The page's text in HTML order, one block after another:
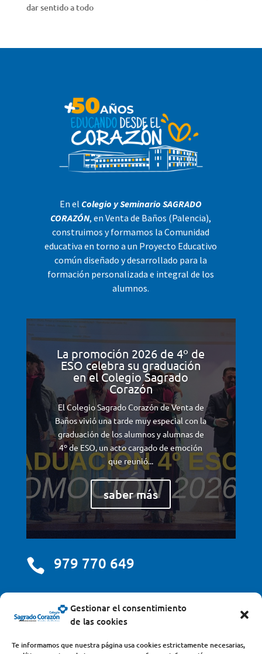
Gestionar el consentimiento
de las cookies
Te informamos que nuestra página usa cookies estrictamente necesarias,
dar sentido a todo
En el Colegio y Seminario SAGRADO
CORAZÓN, en Venta de Baños (Palencia),
construimos y formamos la Comunidad
educativa en torno a un Proyecto Educativo
común diseñado y desarrollado para la
formación personalizada e integral de los
alumnos.
La promoción 2026 de 4º de
ESO celebra su graduación
en el Colegio Sagrado
Corazón
El Colegio Sagrado Corazón de Venta de
Baños vivió una tarde muy especial con la
graduación de los alumnos y alumnas de
4º de ESO, un acto cargado de emoción
que reunió...
saber más
 979 770 649
centro@scjdehon.com
Colegio y Seminario Sagrado Corazón